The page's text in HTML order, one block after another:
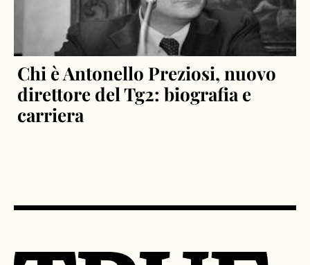
Chi è Antonello Preziosi, nuovo
direttore del Tg2: biografia e
carriera